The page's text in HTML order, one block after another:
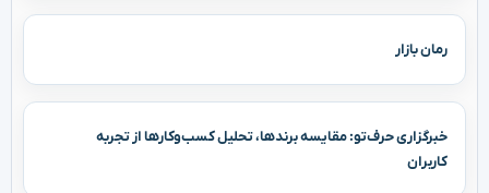
رمان بازار
خبرگزاری حرف‌تو: مقایسه برندها، تحلیل کسب‌وکارها از تجربه
کاربران